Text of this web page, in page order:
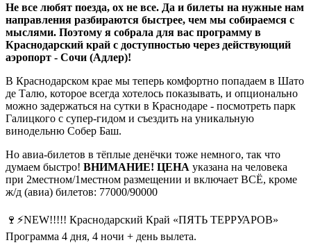
Не все любят поезда, ох не все. Да и билеты на нужные нам
направления разбираются быстрее, чем мы собираемся с
мыслями. Поэтому я собрала для вас программу в
Краснодарский край с доступностью через действующий
аэропорт - Сочи (Адлер)!
В Краснодарском крае мы теперь комфортно попадаем в Шато
де Талю, которое всегда хотелось показывать, и опционально
можно задержаться на сутки в Краснодаре - посмотреть парк
Галицкого с супер-гидом и съездить на уникальную
винодельню Собер Баш.
Но авиа-билетов в тёплые денёчки тоже немного, так что
думаем быстро! ВНИМАНИЕ! ЦЕНА указана на человека
при 2местном/1местном размещении и включает ВСЁ, кроме
ж/д (авиа) билетов: 77000/90000
🍷⚡️NEW!!!!! Краснодарский Край «ПЯТЬ ТЕРРУАРОВ»
Программа 4 дня, 4 ночи + день вылета.